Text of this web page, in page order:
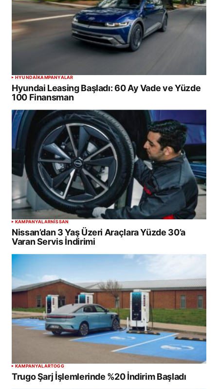
HYUNDAIKAMPANYALAR
Hyundai Leasing Başladı: 60 Ay Vade ve Yüzde
100 Finansman
KAMPANYALARNISSAN
Nissan’dan 3 Yaş Üzeri Araçlara Yüzde 30’a
Varan Servis İndirimi
KAMPANYALARTOGG
Trugo Şarj İşlemlerinde %20 İndirim Başladı